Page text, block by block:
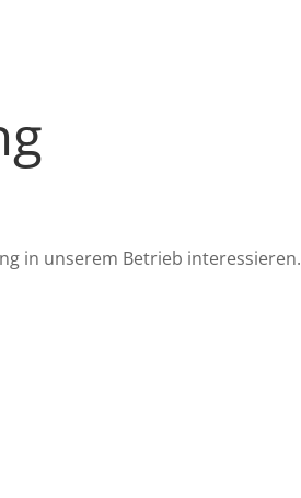
in unserem Betrieb interessieren.